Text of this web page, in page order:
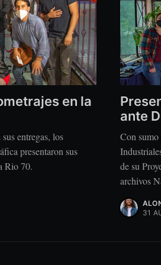
en la
entregas, los
presentaron sus
Rio 70.
ante
Con sumo
de su
archivos
31